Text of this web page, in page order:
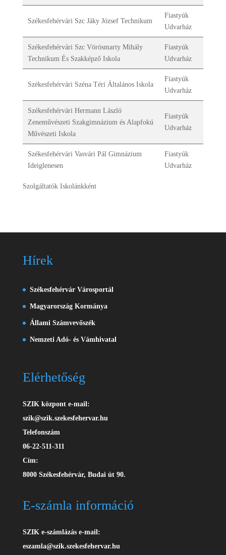
Székesfehérvári Szc Jáky József Technikum
Fiastyúk
Udvarház
Székesfehérvári Szc Vörösmarty Mihály
Technikum És Szakképző Iskola
Fiastyúk
Udvarház
Székesfehérvári Széna Téri Általános Iskola
Fiastyúk
Udvarház
Székesfehérvári Hermann László
Zeneművészeti Szakgimnázium és Alapfokú
Művészeti Iskola
Fiastyúk
Udvarház
Székesfehérvári Vasvári Pál Gimnázium
Ideiglenesen
Fiastyúk
Udvarház
Szolgáltatók Iskolánkként
Hírek
Székesfehérvár Városportál
Magyarország Kormánya
Állami Számvevőszék
Nemzeti Adó- és Vámhivatal
Elérhetőség
SZIK központ e-mail:
szik@szik.szekesfehervar.hu
Telefonszám
06-22-511-311
Cím:
8000 Székesfehérvár, Budai út 90.
E-számla információ
SZIK e-számlázás e-mail:
eszamla@szik.szekesfehervar.hu